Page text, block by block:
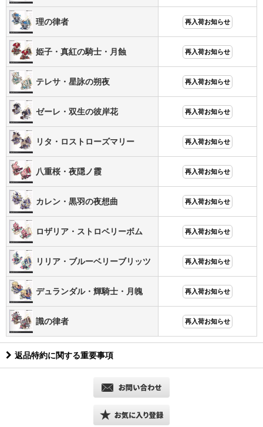
理の律者 再入荷お知らせ
姫子・真紅の騎士・月蝕 再入荷お知らせ
テレサ・星詠の朔夜 再入荷お知らせ
ゼーレ・双生の彼岸花 再入荷お知らせ
リタ・ロストローズマリー 再入荷お知らせ
八重桜・夜隠ノ霞 再入荷お知らせ
カレン・黒羽の夜想曲 再入荷お知らせ
ロザリア・ストロベリーボム 再入荷お知らせ
リリア・ブルーベリーブリッツ 再入荷お知らせ
デュランダル・輝騎士・月魄 再入荷お知らせ
識の律者 再入荷お知らせ
返品特約に関する重要事項